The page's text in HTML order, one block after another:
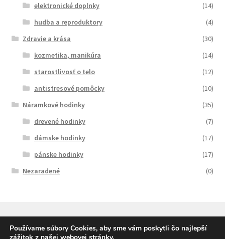
elektronické doplnky
(14)
hudba a reproduktory
(4)
Zdravie a krása
(30)
kozmetika, manikúra
(14)
starostlivosť o telo
(12)
antistresové pomôcky
(10)
Náramkové hodinky
(35)
drevené hodinky
(7)
dámske hodinky
(17)
pánske hodinky
(17)
Nezaradené
(0)
Používame súbory Cookies, aby sme vám poskytli čo najlepší